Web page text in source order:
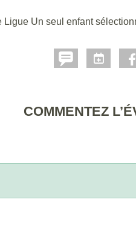
Un seul enfant
COMMENTEZ